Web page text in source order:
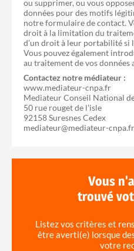
ou supprimer, ou vous
données pour des motifs
notre formulaire de contact.
droit à la limitation du
d’un droit à leur portabilité si
Vous pouvez également
au traitement de vos données
Contactez notre médiateur :
www.mediateur-cnpa.fr
Mediateur Conseil National
50 rue rouget de l'isle
92158 Suresnes Cedex
mediateur@mediateur-cnpa.fr
Vous
trouvé
Listez vos critères et
être averti(e) lorsque
votre